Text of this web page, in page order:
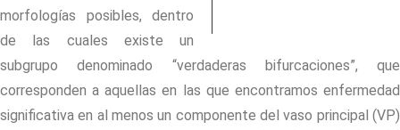
morfologías posibles, dentro
de las cuales existe un
subgrupo denominado “verdaderas bifurcaciones”, que
corresponden a aquellas en las que encontramos enfermedad
significativa en al menos un componente del vaso principal (VP)